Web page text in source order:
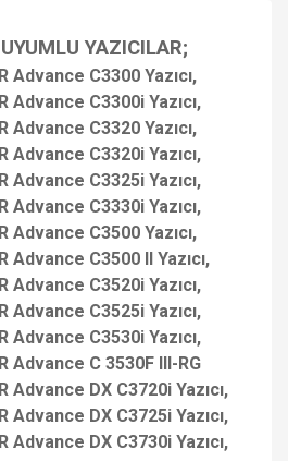
YAZICILAR;
Advance C3300 Yazıcı,
Advance C3300i Yazıcı,
Advance C3320 Yazıcı,
Advance C3320i Yazıcı,
Advance C3325i Yazıcı,
Advance C3330i Yazıcı,
Advance C3500 Yazıcı,
Advance C3500 II Yazıcı,
Advance C3520i Yazıcı,
Advance C3525i Yazıcı,
Advance C3530i Yazıcı,
Advance C 3530F III-RG
Advance DX C3720i Yazıcı,
Advance DX C3725i Yazıcı,
Advance DX C3730i Yazıcı,